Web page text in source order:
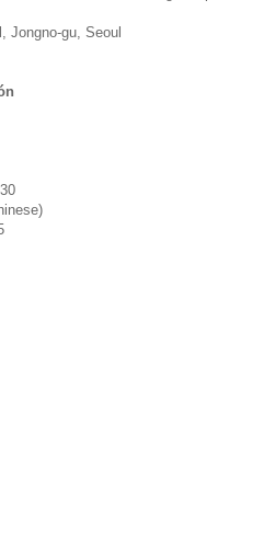
Jongno-gu, Seoul